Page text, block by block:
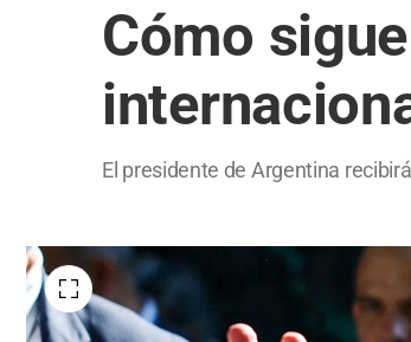
Cómo
El presidente de Argentina